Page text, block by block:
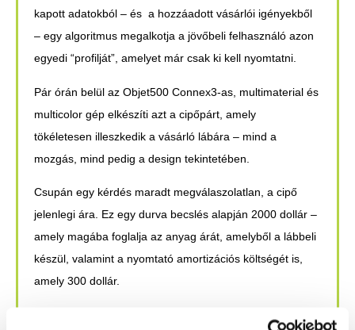
kapott adatokból – és a hozzáadott vásárlói igényekből
– egy algoritmus megalkotja a jövőbeli felhasználó azon
egyedi “profilját”, amelyet már csak ki kell nyomtatni.
Pár órán belül az Objet500 Connex3-as, multimaterial és
multicolor gép elkészíti azt a cipőpárt, amely
tökéletesen illeszkedik a vásárló lábára – mind a
mozgás, mind pedig a design tekintetében.
Csupán egy kérdés maradt megválaszolatlan, a cipő
jelenlegi ára. Ez egy durva becslés alapján 2000 dollár –
amely magába foglalja az anyag árát, amelyből a lábbeli
készül, valamint a nyomtató amortizációs költségét is,
amely 300 dollár.